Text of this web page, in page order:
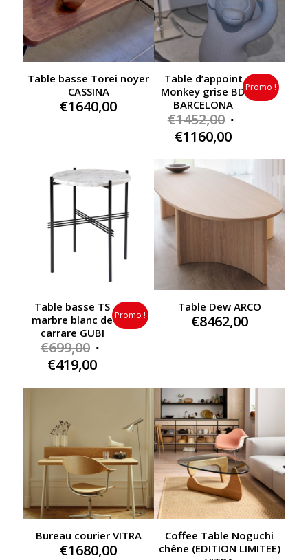
Table basse Torei noyer
CASSINA
€1640,00
Table d’appoint
Monkey grise BD
BARCELONA
€1452,00 Original
price
€1452,00.
€1160,00Current
is:
€1160,00.
Promo !
Table basse TS
marbre blanc de
carrare GUBI
€699,00 Original
price
€419,00Current
€419,00.
Promo !
Table Dew ARCO
€8462,00
Bureau courier VITRA
€1680,00
Coffee Table Noguchi
chêne (EDITION LIMITEE)